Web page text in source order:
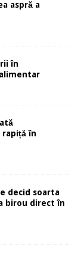
aspră a
în
în
decid soarta
birou direct în